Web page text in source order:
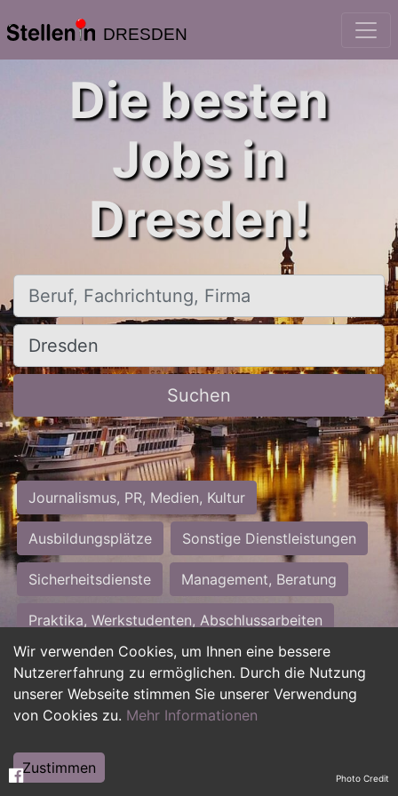
DRESDEN
Wir verwenden Cookies, um Ihnen eine bessere
Nutzererfahrung zu ermöglichen. Durch die Nutzung
unserer Webseite stimmen Sie unserer Verwendung
von Cookies zu. Mehr Informationen
Zustimmen
Die besten
Jobs in
Dresden!
Beruf, Fachrichtung, Firma
Ort, Stadt
Suchen
Journalismus, PR, Medien, Kultur
Ausbildungsplätze Sonstige Dienstleistungen
Sicherheitsdienste Management, Beratung
Praktika, Werkstudenten, Abschlussarbeiten
Personalwesen Assistenz, Sekretariat
Hilfskräfte, Aushilfs- und Nebenjobs
Weiterbildung, Studium, duale Ausbildung Photo Credit